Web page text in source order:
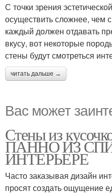
С точки зрения
осуществить сложнее, чем
каждый должен отдавать
вкусу, вот некоторые
стены будут смотреться
читать дальше →
Вас может
Стены из
ПАННО ИЗ
ИНТЕРЬЕРЕ
Часто заказывая дизайн
просят создать ощущение